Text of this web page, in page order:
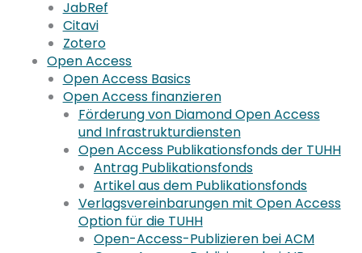
JabRef
Citavi
Zotero
Open Access
Open Access Basics
Open Access finanzieren
Förderung von Diamond Open Access
und Infrastrukturdiensten
Open Access Publikationsfonds der TUHH
Antrag Publikationsfonds
Artikel aus dem Publikationsfonds
Verlagsvereinbarungen mit Open Access
Option für die TUHH
Open-Access-Publizieren bei ACM